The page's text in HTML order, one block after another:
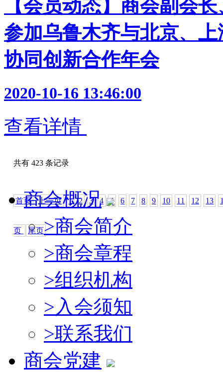
【会员动态】商会副会
参加乌鲁木齐与北京、
协同创新合作年会
2020-10-16 13:46:00
查看详情
共有 423 条记录
首页 上一页 1 2 3 4 5 6 7 8 9 10 11 12 13
页 尾页
商会概况
>商会简介
>商会章程
>组织机构
>入会须知
>联系我们
商会党建